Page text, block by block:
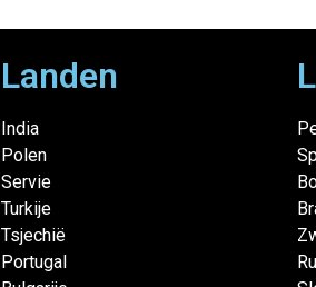
Landen
India
Polen
Servie
Turkije
Tsjechië
Portugal